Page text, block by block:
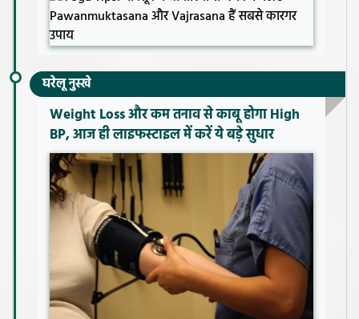
घरेलू नुस्खे
Weight Loss और कम तनाव से काबू होगा High
BP, आज ही लाइफस्टाइल में करें ये बड़े सुधार